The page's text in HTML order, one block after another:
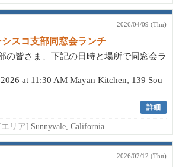
2026/04/09 (Thu)
スコ支部同窓会ランチ
の皆さま、下記の日時と場所で同窓会ラ
at 11:30 AM Mayan Kitchen, 139 Sou
詳細
[エリア] Sunnyvale, California
2026/02/12 (Thu)